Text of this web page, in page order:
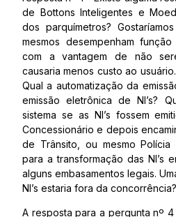
de Bottons Inteligentes e
dos parquímetros?
mesmos desempenham
com a vantagem de não
causaria menos custo ao
Qual a automatização da
emissão eletrônica de NI’s?
sistema se as NI’s fossem
Concessionário e depois
de Trânsito, ou mesmo Polícia
para a transformação das NI’s
alguns embasamentos legais.
NI’s estaria fora da concorrência?
A resposta para a pergunta nº